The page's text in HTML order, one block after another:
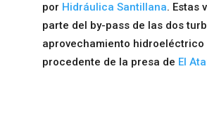
por Hidráulica Santillana. Estas
parte del by-pass de las dos
aprovechamiento hidroeléctrico
procedente de la presa de El